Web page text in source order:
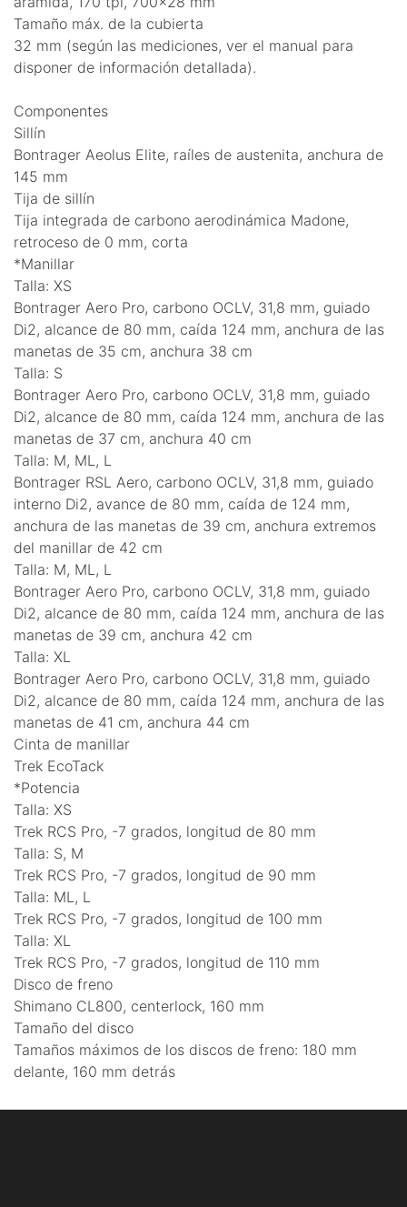
Tamaño máx. de la cubierta
32 mm (según las mediciones, ver el manual para
disponer de información detallada).
Componentes
Sillín
Bontrager Aeolus Elite, raíles de austenita, anchura de
145 mm
Tija de sillín
Tija integrada de carbono aerodinámica Madone,
retroceso de 0 mm, corta
*Manillar
Talla: XS
Bontrager Aero Pro, carbono OCLV, 31,8 mm, guiado
Di2, alcance de 80 mm, caída 124 mm, anchura de las
manetas de 35 cm, anchura 38 cm
Talla: S
Bontrager Aero Pro, carbono OCLV, 31,8 mm, guiado
Di2, alcance de 80 mm, caída 124 mm, anchura de las
manetas de 37 cm, anchura 40 cm
Talla: M, ML, L
Bontrager RSL Aero, carbono OCLV, 31,8 mm, guiado
interno Di2, avance de 80 mm, caída de 124 mm,
anchura de las manetas de 39 cm, anchura extremos
del manillar de 42 cm
Talla: M, ML, L
Bontrager Aero Pro, carbono OCLV, 31,8 mm, guiado
Di2, alcance de 80 mm, caída 124 mm, anchura de las
manetas de 39 cm, anchura 42 cm
Talla: XL
Bontrager Aero Pro, carbono OCLV, 31,8 mm, guiado
Di2, alcance de 80 mm, caída 124 mm, anchura de las
manetas de 41 cm, anchura 44 cm
Cinta de manillar
Trek EcoTack
*Potencia
Talla: XS
Trek RCS Pro, -7 grados, longitud de 80 mm
Talla: S, M
Trek RCS Pro, -7 grados, longitud de 90 mm
Talla: ML, L
Trek RCS Pro, -7 grados, longitud de 100 mm
Talla: XL
Trek RCS Pro, -7 grados, longitud de 110 mm
Disco de freno
Shimano CL800, centerlock, 160 mm
Tamaño del disco
Tamaños máximos de los discos de freno: 180 mm
delante, 160 mm detrás